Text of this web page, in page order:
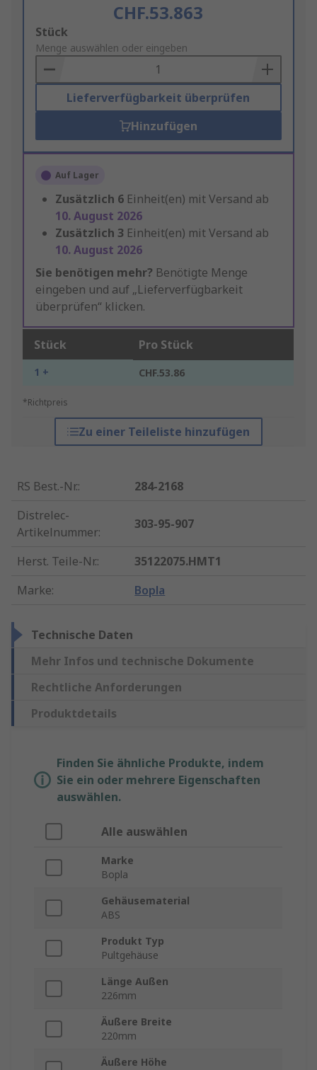
CHF.53.863
Add
to
Basket
Stück
Menge auswählen oder eingeben
Lieferverfügbarkeit überprüfen
Hinzufügen
Auf Lager
Zusätzlich 6 Einheit(en) mit Versand ab
10. August 2026
Zusätzlich 3 Einheit(en) mit Versand ab
10. August 2026
Sie benötigen mehr? Benötigte Menge
eingeben und auf „Lieferverfügbarkeit
überprüfen“ klicken.
Stück Pro Stück
1 + CHF.53.86
*Richtpreis
Zu einer Teileliste hinzufügen
RS Best.-Nr.:
284-2168
Distrelec-
Artikelnummer:
303-95-907
Herst. Teile-Nr.:
35122075.HMT1
Marke: Bopla
Technische Daten
Mehr Infos und technische Dokumente
Rechtliche Anforderungen
Produktdetails
Finden Sie ähnliche Produkte, indem
Sie ein oder mehrere Eigenschaften
auswählen.
Alle auswählen
Marke
Bopla
Gehäusematerial
ABS
Produkt Typ
Pultgehäuse
Länge Außen
226mm
Äußere Breite
220mm
Äußere Höhe